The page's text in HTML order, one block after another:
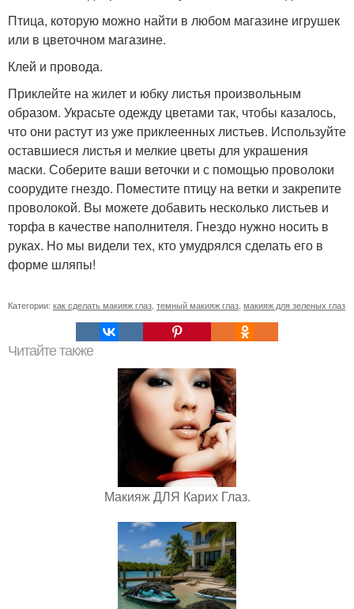
Птица, которую можно найти в любом магазине игрушек
или в цветочном магазине.
Клей и провода.
Приклейте на жилет и юбку листья произвольным
образом. Украсьте одежду цветами так, чтобы казалось,
что они растут из уже приклеенных листьев. Используйте
оставшиеся листья и мелкие цветы для украшения
маски. Соберите ваши веточки и с помощью проволоки
соорудите гнездо. Поместите птицу на ветки и закрепите
проволокой. Вы можете добавить несколько листьев и
торфа в качестве наполнителя. Гнездо нужно носить в
руках. Но мы видели тех, кто умудрялся сделать его в
форме шляпы!
Категории: как сделать макияж глаз темный макияж глаз макияж для зеленых глаз
Читайте также
Макияж ДЛЯ Карих Глаз.